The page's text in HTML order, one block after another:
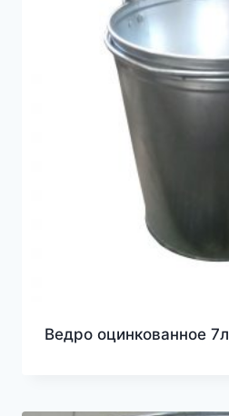
Ведро оцинкованное 7л